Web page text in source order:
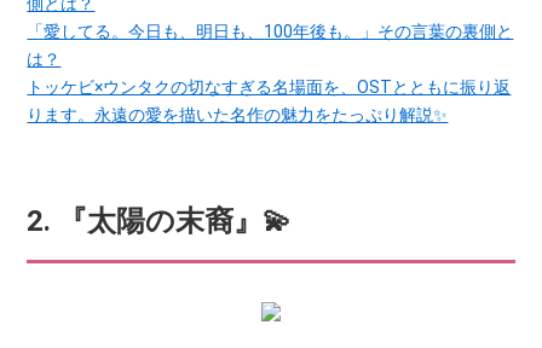
「愛してる。今日も、明日も、100年後も。」その言葉の裏側と
は？
トッケビ×ウンタクの切なすぎる名場面を、OSTとともに振り返
ります。永遠の愛を描いた名作の魅力をたっぷり解説✨
2. 『太陽の末裔』💫